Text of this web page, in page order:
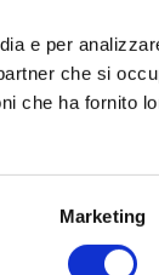
e per
che si
che ha fornito
Marketing